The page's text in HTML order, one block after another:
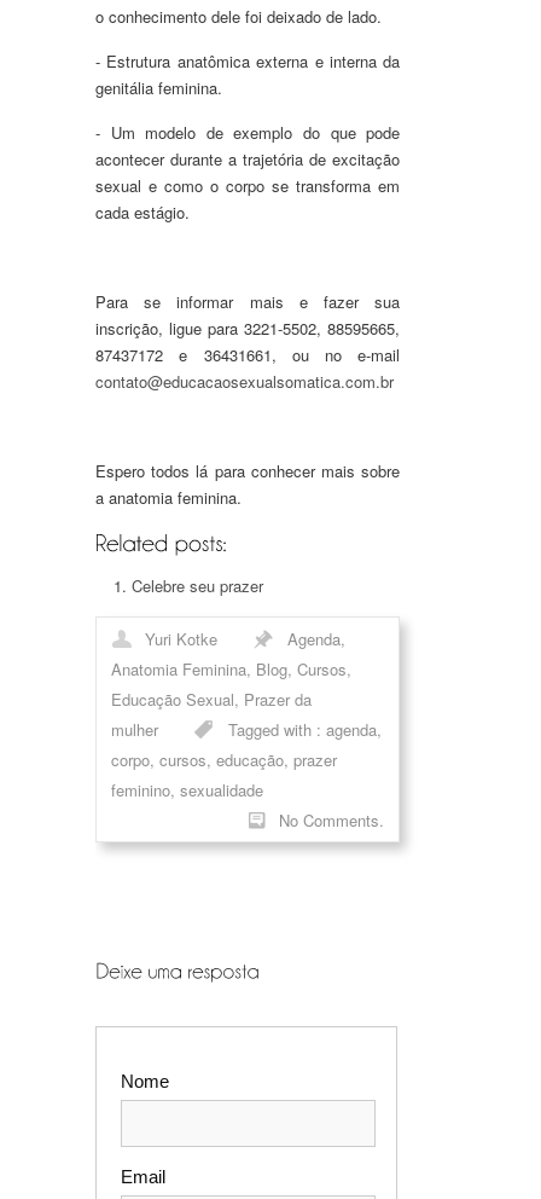
o conhecimento dele foi deixado de lado.
- Estrutura anatômica externa e interna da
genitália feminina.
- Um modelo de exemplo do que pode
acontecer durante a trajetória de excitação
sexual e como o corpo se transforma em
cada estágio.
Para se informar mais e fazer sua
inscrição, ligue para 3221-5502, 88595665,
87437172 e 36431661, ou no e-mail
contato@educacaosexualsomatica.com.br
Espero todos lá para conhecer mais sobre
a anatomia feminina.
Celebre seu prazer
Yuri Kotke Agenda,
Anatomia Feminina, Blog, Cursos,
Educação Sexual, Prazer da
mulher
Tagged with : agenda,
corpo, cursos, educação, prazer
feminino, sexualidade
No Comments.
Nome
Email